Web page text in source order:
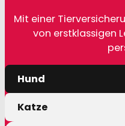
Mit einer
von erstklassigen
Hund
Katze